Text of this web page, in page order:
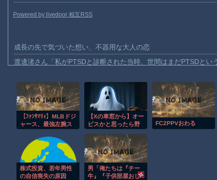
Powered by livedoor 相互RSS
成長の先で気づいた想い、不器用な大人の恋
渡邊渚さん「私がPTSDと診断された当時、世間はまだPTSDとい
【朗報】Amazon、汗が飛び散る灼熱の「マンガ毎週末セール（
【動画】高速道路を走行中の車からリアガラスが飛んでくる事故(
子供向け漫画、謎の闇の大会に参加しがち問題
【動画】両方馬鹿（笑）ミニストップでトラックと衝突したドラ
【動画】地震発生時の熊本総合病院の手術室の様子が(((ﾟДﾟ)))
【朗報】大人気漫画「GANTZ」がAmazonでなんと全巻100円ｗ
【ﾌｧﾝｻﾏﾘｨ】MLBドジ
ャース、最強左腕ス
イ・ヤング賞）を電
撃獲得…米報道、3連
覇へ死角なし
【Xの車窓から】オー
ビスかと思ったら野
か
FC2PPVおわる
株式投資、若年男性
の自信喪失の原因
男「俺たちは『チー
牛』『子供部屋おじ